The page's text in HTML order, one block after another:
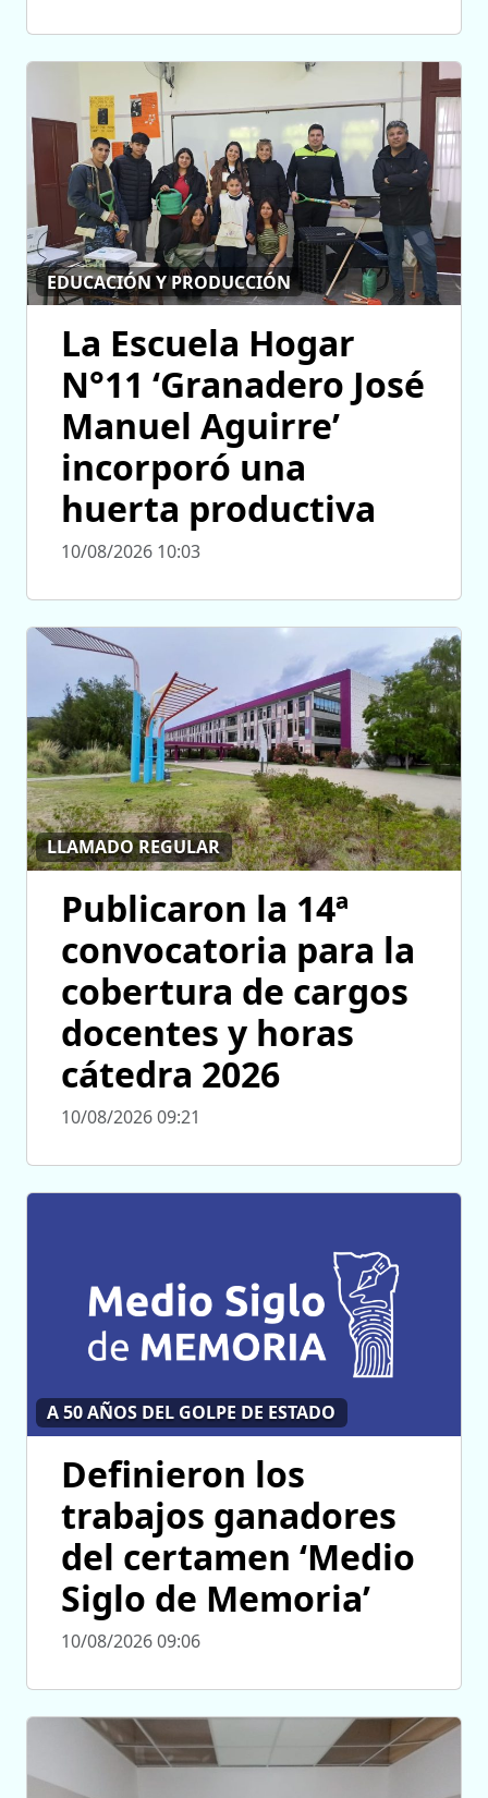
EDUCACIÓN Y PRODUCCIÓN
La Escuela Hogar
N°11 ‘Granadero José
Manuel Aguirre’
incorporó una
huerta productiva
10/08/2026 10:03
LLAMADO REGULAR
Publicaron la 14ª
convocatoria para la
cobertura de cargos
docentes y horas
cátedra 2026
10/08/2026 09:21
A 50 AÑOS DEL GOLPE DE ESTADO
Definieron los
trabajos ganadores
del certamen ‘Medio
Siglo de Memoria’
10/08/2026 09:06